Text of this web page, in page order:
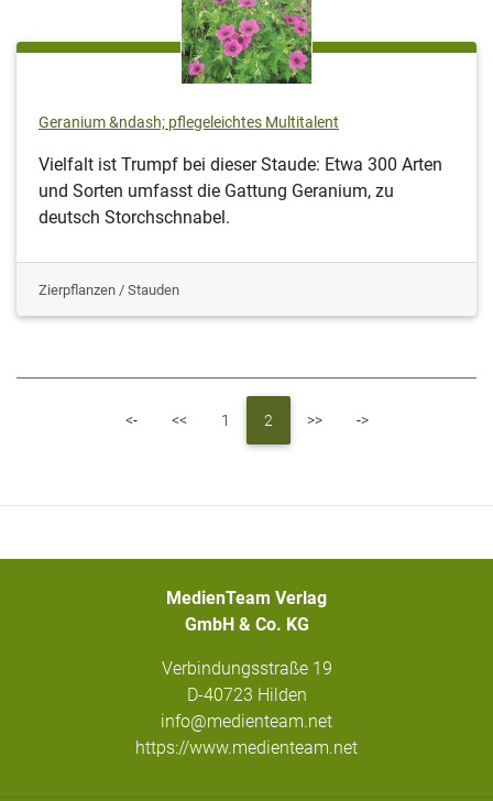
Geranium &ndash; pflegeleichtes Multitalent
Vielfalt ist Trumpf bei dieser Staude: Etwa 300 Arten
und Sorten umfasst die Gattung Geranium, zu
deutsch Storchschnabel.
Zierpflanzen / Stauden
<-First <<Previous
1 2 >>Next ->Last
MedienTeam Verlag
GmbH & Co. KG
Verbindungsstraße 19
D-40723 Hilden
info@medienteam.net
https://www.medienteam.net